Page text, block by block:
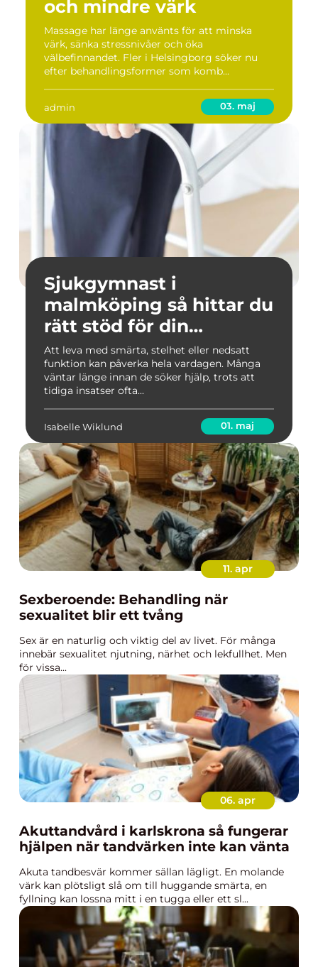
och mindre värk
Massage har länge använts för att minska
värk, sänka stressnivåer och öka
välbefinnandet. Fler i Helsingborg söker nu
efter behandlingsformer som komb...
admin 03. maj
Sjukgymnast i
malmköping så hittar du
rätt stöd för din
rehabilitering
Att leva med smärta, stelhet eller nedsatt
funktion kan påverka hela vardagen. Många
väntar länge innan de söker hjälp, trots att
tidiga insatser ofta...
Isabelle Wiklund 01. maj
11. apr
Sexberoende: Behandling när
sexualitet blir ett tvång
Sex är en naturlig och viktig del av livet. För många
innebär sexualitet njutning, närhet och lekfullhet. Men
för vissa...
06. apr
Akuttandvård i karlskrona så fungerar
hjälpen när tandvärken inte kan vänta
Akuta tandbesvär kommer sällan lägligt. En molande
värk kan plötsligt slå om till huggande smärta, en
fyllning kan lossna mitt i en tugga eller ett sl...